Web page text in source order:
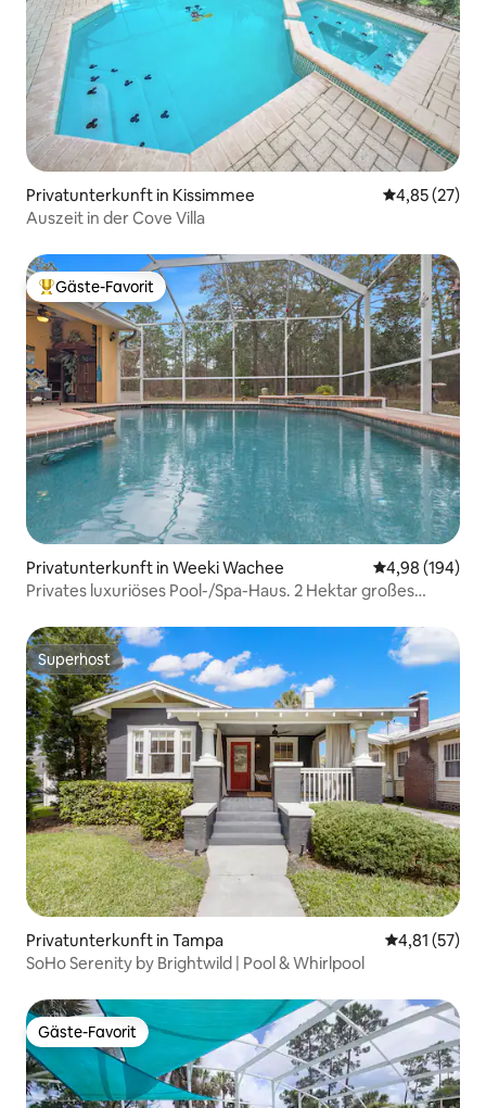
Privatunterkunft in Kissimmee
4,85 (27)
Auszeit in der Cove Villa
Beliebter Gäste-Favorit.
Gäste-Favorit
Privatunterkunft in Weeki Wachee
4,98 (194)
Privates luxuriöses Pool-/Spa-Haus. 2 Hektar großes
Superhost
Superhost
Privatunterkunft in Tampa
4,81 (57)
SoHo Serenity by Brightwild | Pool & Whirlpool
Gäste-Favorit
Gäste-Favorit